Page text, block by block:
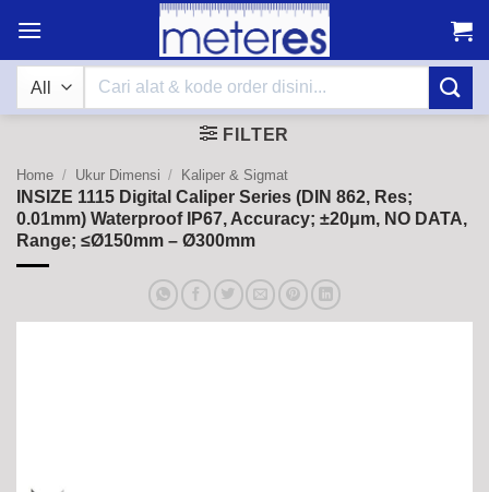
content
Search
FILTER
Home / Ukur Dimensi / Kaliper & Sigmat
INSIZE 1115 Digital Caliper Series (DIN 862, Res;
0.01mm) Waterproof IP67, Accuracy; ±20μm, NO DATA,
Range; ≤Ø150mm – Ø300mm